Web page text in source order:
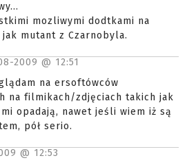
mozliwymi dodtkami na
jak mutant z Czarnobyla.
2009 @ 12:51
na ersoftówców
na filmikach/zdjęciach takich jak
opadają, nawet jeśli wiem iż są
pół serio.
@ 12:53